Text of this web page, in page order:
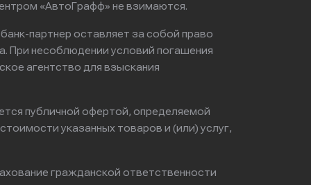
«АвтоГрафф» не взимаются.
партнер оставляет за собой право
При несоблюдении условий погашения
агентство для взыскания
публичной офертой, определяемой
указанных товаров и (или) услуг,
гражданской ответственности